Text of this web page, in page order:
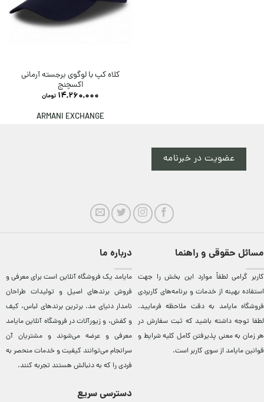
کلاه کپ با لوگوی برجسته آرمانی
اکسچنج
14,260,000 تومان
ARMANI EXCHANGE
عضویت در خبرنامه
مسائل حقوقی و راهنما
کاربر گرامی لطفاً موارد این بخش را جهت
استفاده بهینه از خدمات و برنامه‌‏های کاربردی
فروشگاه مایامد به دقت ملاحظه فرمایید.
لطفا توجه داشته باشید که ثبت سفارش در
هر زمان به معنی پذیرفتن کامل کلیهشرایط و
قوانین مایامداز سوی کاربر است.
درباره ما
مایامد يک فروشگاه آنلاين است برای معرفی و
فروش برندهای اصيل و توليدات طراحان
نامدار دنيای مد. برترين‌ برندهای لباس، کيف
و کفش، و زيورآلات در فروشگاه آنلاين مایامد
معرفی و عرضه می‌شوند و مشتريان آن
سرانجام می‌توانند کيفيت و خدمات منحصر به
فردی را که به دنبالش هستند تجربه کنند.
دسترسی سریع